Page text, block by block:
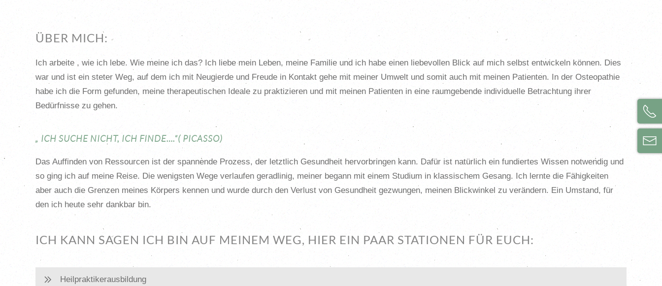
ÜBER MICH:
Ich arbeite , wie ich lebe. Wie meine ich das? Ich liebe mein Leben, meine Familie und ich habe einen liebevollen Blick auf mich selbst entwickeln können. Dies
war und ist ein steter Weg, auf dem ich mit Neugierde und Freude in Kontakt gehe mit meiner Umwelt und somit auch mit meinen Patienten. In der Osteopathie
habe ich die Form gefunden, meine therapeutischen Ideale zu praktizieren und mit meinen Patienten in eine raumgebende individuelle Betrachtung ihrer
Bedürfnisse zu gehen.
„ ICH SUCHE NICHT, ICH FINDE….“( PICASSO)
Das Auffinden von Ressourcen ist der spannende Prozess, der letztlich Gesundheit hervorbringen kann. Dafür ist natürlich ein fundiertes Wissen notwendig und
so ging ich auf meine Reise. Die wenigsten Wege verlaufen geradlinig, meiner begann mit einem Studium in klassischem Gesang. Ich lernte die Fähigkeiten
aber auch die Grenzen meines Körpers kennen und wurde durch den Verlust von Gesundheit gezwungen, meinen Blickwinkel zu verändern. Ein Umstand, für
den ich heute sehr dankbar bin.
ICH KANN SAGEN ICH BIN AUF MEINEM WEG, HIER EIN PAAR STATIONEN FÜR EUCH:
Heilpraktikerausbildung